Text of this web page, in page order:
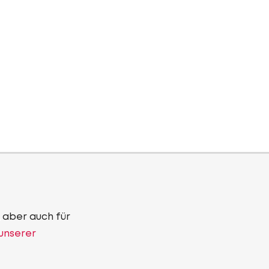
aber auch für